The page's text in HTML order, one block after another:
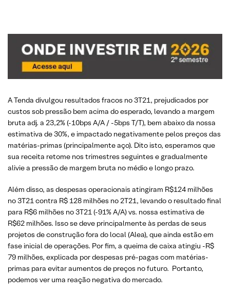
A Tenda divulgou resultados fracos no 3T21, prejudicados por
custos sob pressão bem acima do esperado, levando a margem
bruta adj. a 23,2% (-10bps A/A / -5bps T/T), bem abaixo da nossa
estimativa de 30%, e impactado negativamente pelos preços das
matérias-primas (principalmente aço). Dito isto, esperamos que
sua receita retome nos trimestres seguintes e gradualmente
alivie a pressão de margem bruta no médio e longo prazo.
Além disso, as despesas operacionais atingiram R$124 milhões
no 3T21 contra R$ 128 milhões no 2T21, levando o resultado final
para R$6 milhões no 3T21 (-91% A/A) vs. nossa estimativa de
R$62 milhões. Isso se deve principalmente às perdas de seus
projetos de construção fora do local (Alea), que ainda estão em
fase inicial de operações. Por fim, a queima de caixa atingiu -R$
79 milhões, explicada por despesas pré-pagas com matérias-
primas para evitar aumentos de preços no futuro. Portanto,
podemos ver uma reação negativa do mercado.